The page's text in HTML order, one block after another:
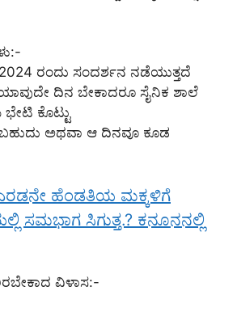
ರಂದು ಸಂದರ್ಶನ ನಡೆಯುತ್ತದೆ
ದಿನ ಬೇಕಾದರೂ ಸೈನಿಕ ಶಾಲೆ
ಕೊಟ್ಟು
ಅಥವಾ ಆ ದಿನವೂ ಕೂಡ
ಹೆಂಡತಿಯ ಮಕ್ಕಳಿಗೆ
ಸಮಭಾಗ ಸಿಗುತ್ತ.? ಕನೂನನಲ್ಲಿ
ವಿಳಾಸ:-